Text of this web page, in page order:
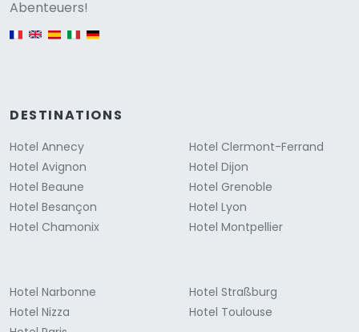
Abenteuers!
DESTINATIONS
Hotel Annecy
Hotel Avignon
Hotel Beaune
Hotel Besançon
Hotel Chamonix
Hotel Clermont-Ferrand
Hotel Dijon
Hotel Grenoble
Hotel Lyon
Hotel Montpellier
Hotel Narbonne
Hotel Nizza
Hotel Straßburg
Hotel Toulouse